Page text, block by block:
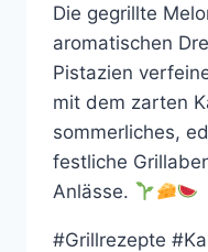
Die gegrillte
aromatischen
Pistazien
mit dem zarten
sommerliches,
festliche
Anlässe.
#Grillrezepte